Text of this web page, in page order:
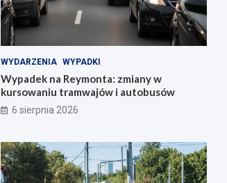
WYDARZENIA WYPADKI
Wypadek na Reymonta: zmiany w
kursowaniu tramwajów i autobusów
6 sierpnia 2026